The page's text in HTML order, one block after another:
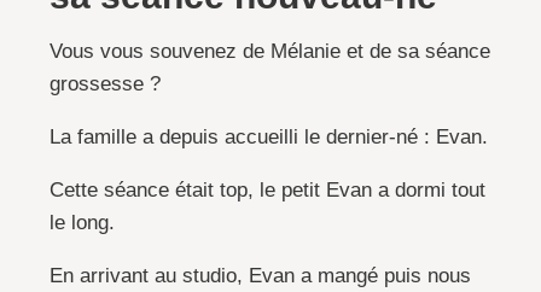
Vous vous souvenez de Mélanie et de sa séance
grossesse ?
La famille a depuis accueilli le dernier-né : Evan.
Cette séance était top, le petit Evan a dormi tout
le long.
En arrivant au studio, Evan a mangé puis nous